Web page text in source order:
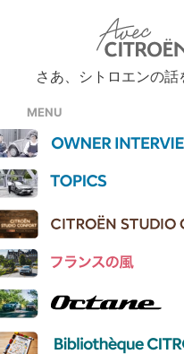
さあ、シトロエンの話
MENU